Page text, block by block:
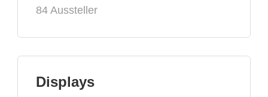
84 Aussteller
Displays